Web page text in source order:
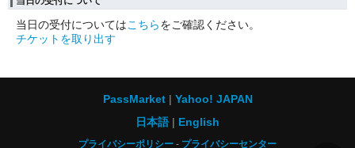
当日の受付についてはこちらをご確認ください。
チケットを取り出す
PassMarket
Yahoo! JAPAN
日本語
English
プライバシーポリシー プライバシーセンター